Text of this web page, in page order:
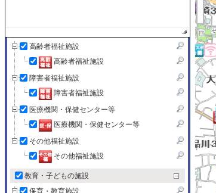
高齢者福祉施設
高齢者福祉施設
障害者福祉施設
障害者福祉施設
医療機関・保健センター等
医療機関・保健センター等
その他福祉施設
その他福祉施設
教育・子どもの施設